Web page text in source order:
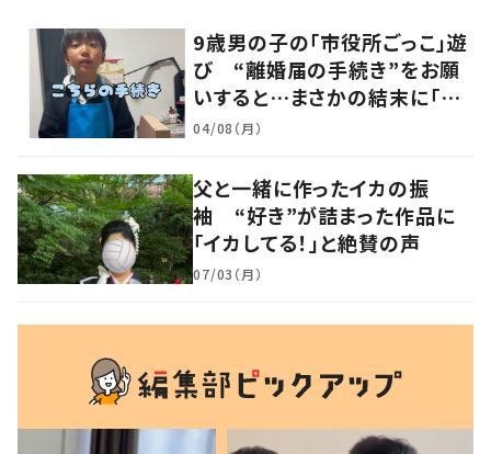
9歳男の子の「市役所ごっこ」遊
び “離婚届の手続き”をお願
いすると…まさかの結末に「ど
こで覚えたんだろ」「発想が素晴
04/08（月）
父と一緒に作ったイカの振
袖 “好き”が詰まった作品に
「イカしてる！」と絶賛の声
07/03（月）